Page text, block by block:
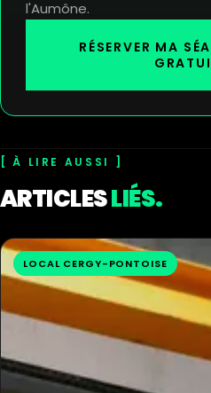
l'Aumône.
RÉSERVER MA
À LIRE AUSSI
ARTICLESLIÉS.
LOCAL CERGY-PONTOISE